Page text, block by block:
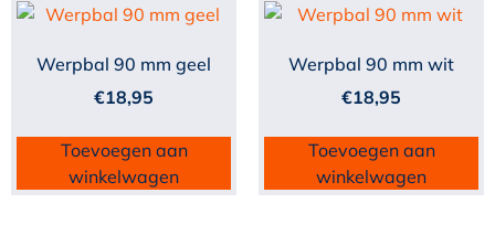
Werpbal 90 mm geel
€18,95
Toevoegen aan
winkelwagen
Werpbal 90 mm wit
€18,95
Toevoegen aan
winkelwagen